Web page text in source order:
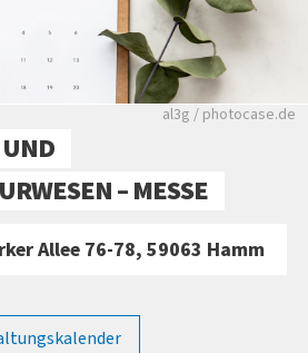
Rote leere
al3g / photocase.de
– MESSE
Allee 76-78, 59063 Hamm